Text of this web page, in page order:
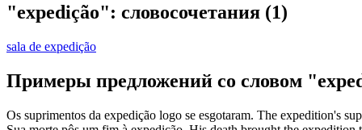
"expedição": словосочетания (1)
sala de expedição
Примеры предложений со словом
Os suprimentos da expedição logo se esgotaram. The expedition's